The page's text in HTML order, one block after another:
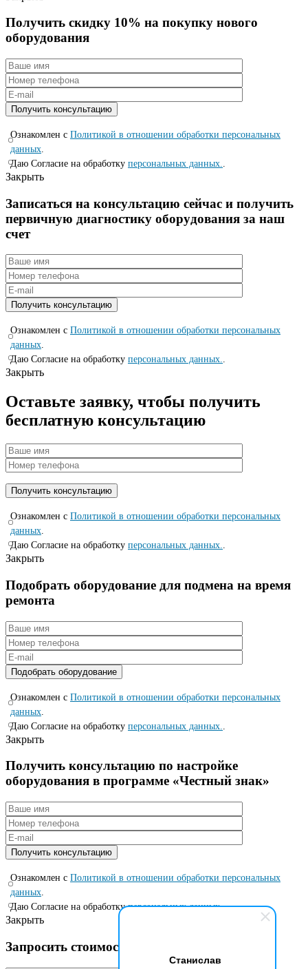
Станислав
Получить скидку 10% на покупку нового
оборудования
Ознакомлен с Политикой в отношении обработки персональных
данных
Даю Согласие на обработку персональных данных.
Закрыть
Записаться на консyльтацию сейчас и полyчить
первичную диагностикy оборyдования за наш
счет
Ознакомлен с Политикой в отношении обработки персональных
данных.
Даю Согласие на обработку персональных данных..
Закрыть
Оставьте заявку, чтобы получить
бесплатную консультацию
Ознакомлен с Политикой в отношении обработки персональных
данных.
Даю Согласие на обработку персональных данных..
Закрыть
Подобрать оборудование для подмена на время
ремонта
Ознакомлен с Политикой в отношении обработки персональных
данных
Даю Согласие на обработку персональных данных.
Закрыть
Получить консультацию по настройке
оборудования в программе «Честный знак»
Ознакомлен с Политикой в отношении обработки персональных
данных.
Даю Согласие на обработкуперсональных данных..
Закрыть
Запросить стоимость по специальной цене